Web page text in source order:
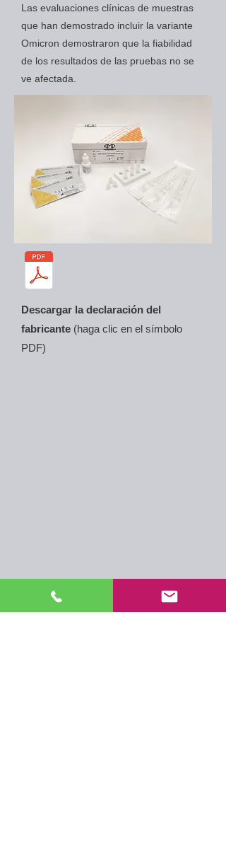
Las evaluaciones clínicas de muestras
que han demostrado incluir la variante
Omicron demostraron que la fiabilidad
de los resultados de las pruebas no se
ve afectada.
Descargar la declaración del
fabricante (haga clic en el símbolo
PDF)